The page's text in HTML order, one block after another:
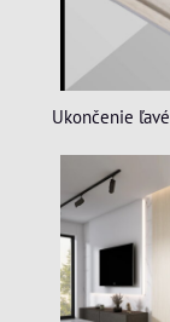
Ukončenie